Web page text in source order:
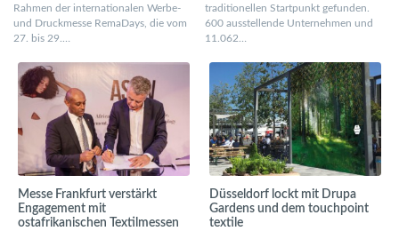
Rahmen der internationalen Werbe-
und Druckmesse RemaDays, die vom
27. bis 29.…
traditionellen Startpunkt gefunden.
600 ausstellende Unternehmen und
11.062…
Messe Frankfurt verstärkt
Engagement mit
ostafrikanischen Textilmessen
Düsseldorf lockt mit Drupa
Gardens und dem touchpoint
textile